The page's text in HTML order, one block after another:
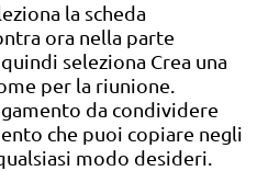
la scheda
ora nella parte
seleziona Crea una
per la riunione.
da condividere
che puoi copiare negli
modo desideri.